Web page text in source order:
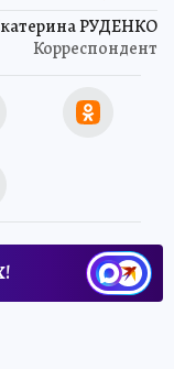
РУДЕНКО
Корреспондент